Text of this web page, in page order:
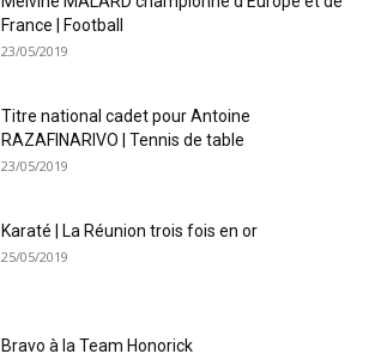
France | Football
23/05/2019
Titre national cadet pour Antoine
RAZAFINARIVO | Tennis de table
23/05/2019
Karaté | La Réunion trois fois en or
25/05/2019
Bravo à la Team Honorick